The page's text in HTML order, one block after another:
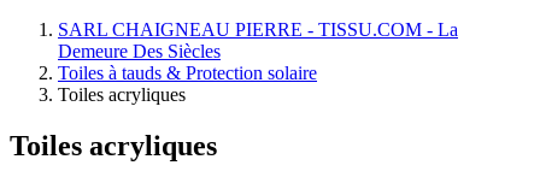
SARL CHAIGNEAU PIERRE - TISSU.COM - La
Demeure Des Siècles
Toiles à tauds & Protection solaire
Toiles acryliques
Toiles acryliques